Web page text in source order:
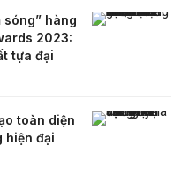
sóng” hàng
2023:
tựa đại
toàn diện
hiện đại